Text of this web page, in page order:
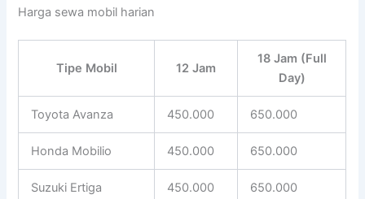
Harga sewa mobil harian
Tipe Mobil 12 Jam
18 Jam (Full
Day)
Toyota Avanza 450.000 650.000
Honda Mobilio 450.000 650.000
Suzuki Ertiga 450.000 650.000